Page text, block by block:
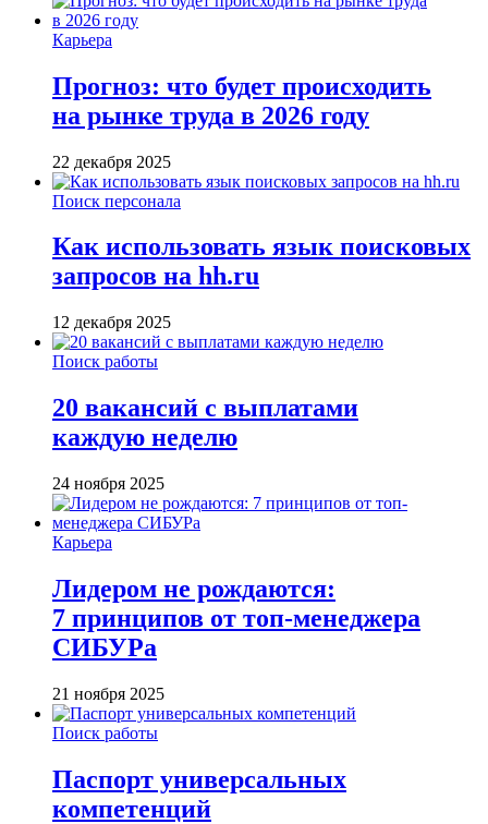
Карьера
Прогноз: что будет происходить
на рынке труда в 2026 году
22 декабря 2025
Поиск персонала
Как использовать язык поисковых
запросов на hh.ru
12 декабря 2025
Поиск работы
20 вакансий с выплатами
каждую неделю
24 ноября 2025
Карьера
Лидером не рождаются:
7 принципов от топ-менеджера
СИБУРа
21 ноября 2025
Поиск работы
Паспорт универсальных
компетенций